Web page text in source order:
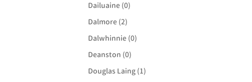
Dailuaine (0)
Dalmore (2)
Dalwhinnie (0)
Deanston (0)
Douglas Laing (1)